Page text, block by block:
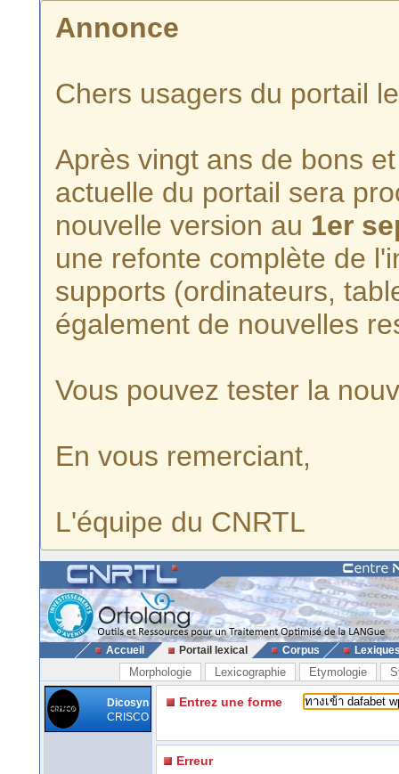
Annonce
Chers usagers du portail
Après vingt ans de bons
actuelle du portail sera
nouvelle version au 1er
une refonte complète de
supports (ordinateurs,
également de nouvelles
Vous pouvez tester la
En vous remerciant,
L'équipe du CNRTL
Accueil Portail lexical Corpus
Morphologie Lexicographie Etymologie
Dicosyn
CRISCO
Entrez une forme
Erreur